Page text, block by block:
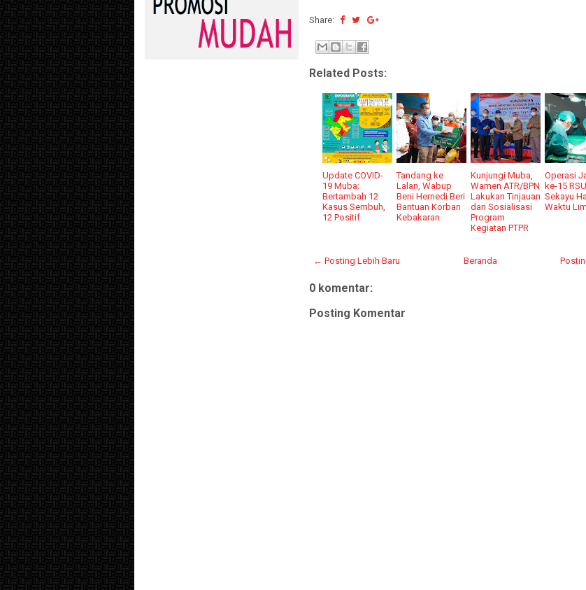
Share:
Related Posts:
Update COVID-
19 Muba:
Bertambah 12
Kasus Sembuh,
12 Positif
Tandang ke
Lalan, Wabup
Beni Hernedi Beri
Bantuan Korban
Kebakaran
Kunjungi Muba,
Wamen ATR/BPN
Lakukan Tinjauan
dan Sosialisasi
Program
Kegiatan PTPR
Operasi
ke-15
Sekayu
Waktu
← Posting Lebih Baru Beranda
0 komentar:
Posting Komentar